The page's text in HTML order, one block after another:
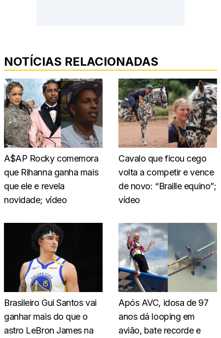
NOTÍCIAS RELACIONADAS
A$AP Rocky comemora
que Rihanna ganha mais
que ele e revela
novidade; vídeo
Cavalo que ficou cego
volta a competir e vence
de novo: “Braille equino”;
vídeo
Brasileiro Gui Santos vai
ganhar mais do que o
astro LeBron James na
Após AVC, idosa de 97
anos dá looping em
avião, bate recorde e